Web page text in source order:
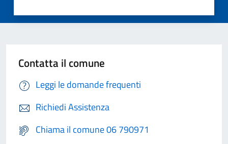
Contatta il comune
Leggi le domande frequenti
Richiedi Assistenza
Chiama il comune 06 790971